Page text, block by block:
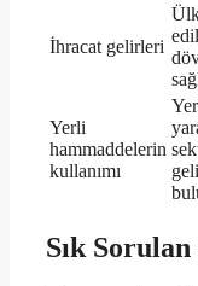
İhracat gelirleri
Yerli
hammaddelerin
kullanımı
Sık